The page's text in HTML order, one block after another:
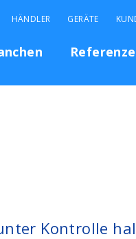
HÄNDLER GERÄTE
Kontrolle